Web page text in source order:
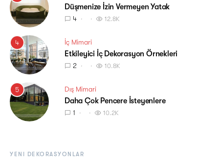
Düşmenize İzin Vermeyen Yatak
4 12.8K
4 İç Mimari
Etkileyici İç Dekorasyon Örnekleri
2 10.8K
5 Dış Mimari
Daha Çok Pencere İsteyenlere
1 10.2K
YENI DEKORASYONLAR